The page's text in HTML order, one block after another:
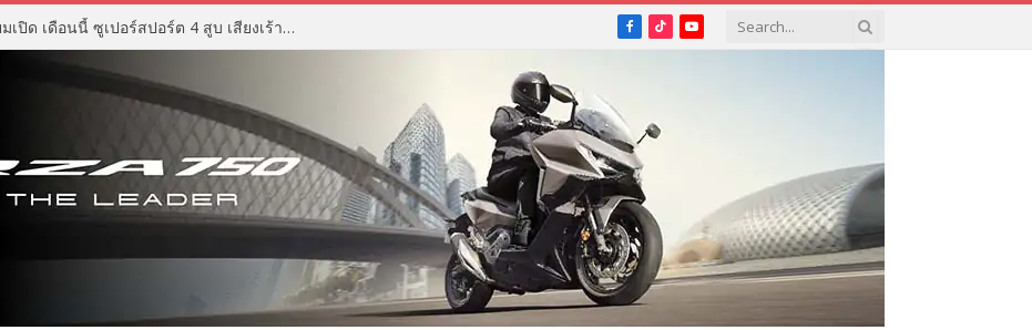
ZX Moto 500RR ราคา เตรียมเปิด เดือนนี้ ซูเปอร์สปอร์ต 4 สูบ เสียงเร้าใจ ดีไซน์ดุดัน Facebook
TikTokYouTube